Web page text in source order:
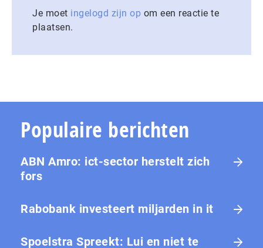
Je moet ingelogd zijn op om een reactie te
plaatsen.
Populaire berichten
ABN Amro: ict-sector herstelt zich
fors
Rabobank investeert miljarden in it
Spoelstra Spreekt: Lui en niet te